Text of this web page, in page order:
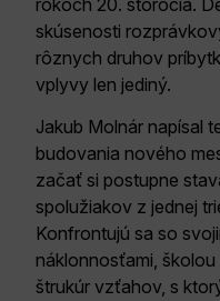
skúsenosti
rôznych druhov
vplyvy len jediný.
Jakub Molnár napísal
budovania nového
začať si postupne
spolužiakov z jednej
Konfrontujú sa so
náklonnosťami,
štrukúr vzťahov, s